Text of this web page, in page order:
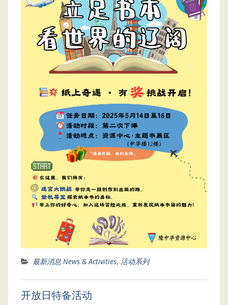
最新消息 News & Activities, 活动系列
开放日特备活动